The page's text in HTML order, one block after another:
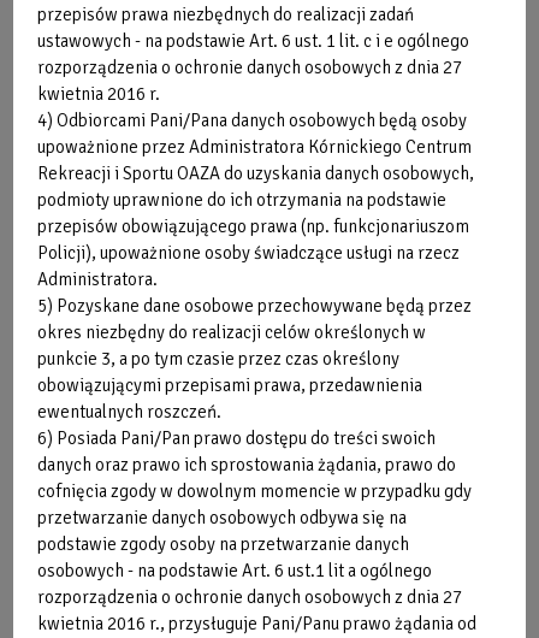
Przy pierwszym wydaniu karnetu pobierana jest opłata
jednorazowa w wysokości 10zł.
Zniżka na nauki / doskonalenie pływania dla rodzeństwa*:
dla drugiego dziecka
RABAT
10%
dla trzeciego i kolejnego dziecka
RABAT
15%
dla posiadaczy Kórnickiej Karty Rodziny
Trzy Plus
RABAT
50%
* Rabaty nie dotyczą lekcji indywidualnych.
Zazgubienielubzniszczenietranspondera należy uiścić
kwotę w wysokości 30 zł.
Honorowane Karty Sportowe
przepisów prawa niezbędnych do realizacji zadań
ustawowych - na podstawie Art. 6 ust. 1 lit. c i e ogólnego
rozporządzenia o ochronie danych osobowych z dnia 27
kwietnia 2016 r.
4) Odbiorcami Pani/Pana danych osobowych będą osoby
upoważnione przez Administratora Kórnickiego Centrum
Rekreacji i Sportu OAZA do uzyskania danych osobowych,
podmioty uprawnione do ich otrzymania na podstawie
przepisów obowiązującego prawa (np. funkcjonariuszom
Policji), upoważnione osoby świadczące usługi na rzecz
Administratora.
5) Pozyskane dane osobowe przechowywane będą przez
okres niezbędny do realizacji celów określonych w
punkcie 3, a po tym czasie przez czas określony
obowiązującymi przepisami prawa, przedawnienia
ewentualnych roszczeń.
6) Posiada Pani/Pan prawo dostępu do treści swoich
danych oraz prawo ich sprostowania żądania, prawo do
cofnięcia zgody w dowolnym momencie w przypadku gdy
przetwarzanie danych osobowych odbywa się na
podstawie zgody osoby na przetwarzanie danych
osobowych - na podstawie Art. 6 ust.1 lit a ogólnego
rozporządzenia o ochronie danych osobowych z dnia 27
kwietnia 2016 r., przysługuje Pani/Panu prawo żądania od